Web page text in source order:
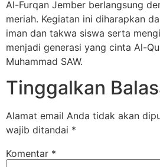
Al-Furqan Jember berlangsung
meriah. Kegiatan ini diharapkan
iman dan takwa siswa serta
menjadi generasi yang cinta Al-
Muhammad SAW.
Tinggalkan
Alamat email Anda tidak akan
wajib ditandai *
Komentar *